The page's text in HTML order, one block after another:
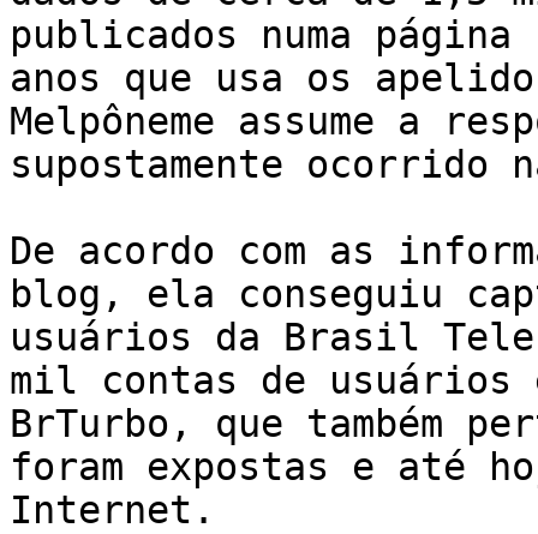
publicados numa página
anos que usa os
Melpôneme assume a
supostamente
De acordo com as
blog, ela conseguiu
usuários da Brasil
mil contas de usuários
BrTurbo, que também
foram expostas e até
Internet.